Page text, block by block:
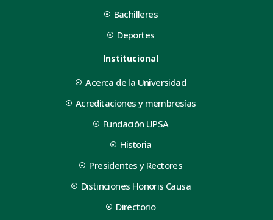
Bachilleres
Deportes
Institucional
Acerca de la Universidad
Acreditaciones y membresías
Fundación UPSA
Historia
Presidentes y Rectores
Distinciones Honoris Causa
Directorio